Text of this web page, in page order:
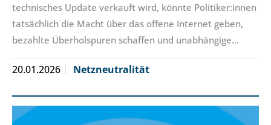
technisches Update verkauft wird, könnte Politiker:innen
tatsächlich die Macht über das offene Internet geben,
bezahlte Überholspuren schaffen und unabhängige…
20.01.2026 Netzneutralität